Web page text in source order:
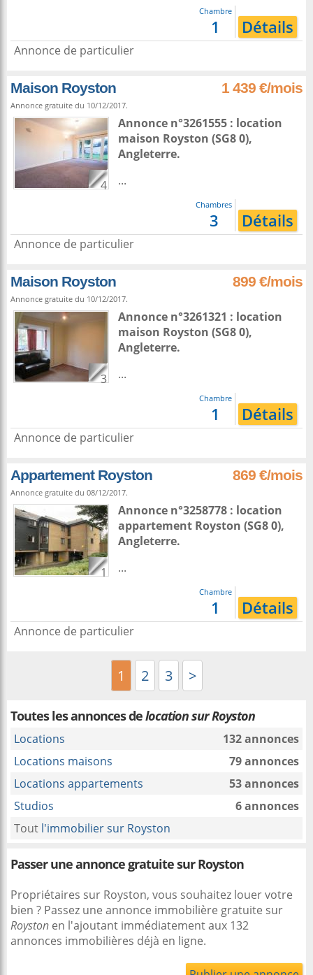
Chambre
1 Détails
Annonce de particulier
Maison Royston 1 439 €/mois
Annonce gratuite du 10/12/2017.
4
Annonce n°3261555 : location
maison Royston (SG8 0),
Angleterre.
...
Chambres
3 Détails
Annonce de particulier
Maison Royston 899 €/mois
Annonce gratuite du 10/12/2017.
3
Annonce n°3261321 : location
maison Royston (SG8 0),
Angleterre.
...
Chambre
1 Détails
Annonce de particulier
Appartement Royston 869 €/mois
Annonce gratuite du 08/12/2017.
1
Annonce n°3258778 : location
appartement Royston (SG8 0),
Angleterre.
...
Chambre
1 Détails
Annonce de particulier
1 2 3 >
Toutes les annonces delocation sur Royston
Locations
132 annonces
Locations maisons
79 annonces
Locations appartements
53 annonces
Studios
6 annonces
Tout l'immobilier sur Royston
Passer une annonce gratuite sur Royston
Propriétaires sur Royston, vous souhaitez louer votre
bien ? Passez une annonce immobilière gratuite sur
Royston en l'ajoutant immédiatement aux 132
annonces immobilières déjà en ligne.